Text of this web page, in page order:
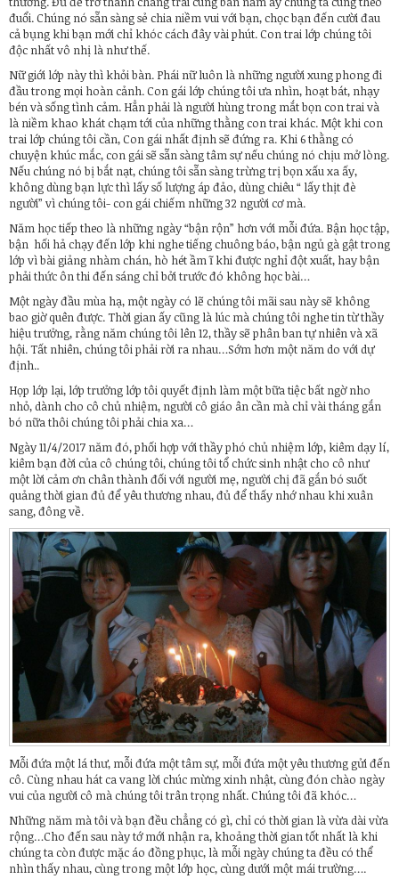
đuổi. Chúng nó sẵn sàng sẻ chia niềm vui với bạn, chọc bạn đến cười đau
cả bụng khi bạn mới chỉ khóc cách đây vài phút. Con trai lớp chúng tôi
độc nhất vô nhị là như thế.
Nữ giới lớp này thì khỏi bàn. Phái nữ luôn là những người xung phong đi
đầu trong mọi hoàn cảnh. Con gái lớp chúng tôi ưa nhìn, hoạt bát, nhạy
bén và sống tình cảm. Hẳn phải là người hùng trong mắt bọn con trai và
là niềm khao khát chạm tới của những thằng con trai khác. Một khi con
trai lớp chúng tôi cần, Con gái nhất định sẽ đứng ra. Khi 6 thằng có
chuyện khúc mắc, con gái sẽ sẵn sàng tâm sự nếu chúng nó chịu mở lòng.
Nếu chúng nó bị bắt nạt, chúng tôi sẵn sàng trừng trị bọn xấu xa ấy,
không dùng bạn lực thì lấy số lượng áp đảo, dùng chiêu “ lấy thịt đè
người” vì chúng tôi- con gái chiếm những 32 người cơ mà.
Năm học tiếp theo là những ngày “bận rộn” hơn với mỗi đứa. Bận học tập,
bận hối hả chạy đến lớp khi nghe tiếng chuông báo, bận ngủ gà gật trong
lớp vì bài giảng nhàm chán, hò hét ầm ĩ khi được nghỉ đột xuất, hay bận
phải thức ôn thi đến sáng chỉ bởi trước đó không học bài…
Một ngày đầu mùa hạ, một ngày có lẽ chúng tôi mãi sau này sẽ không
bao giờ quên được. Thời gian ấy cũng là lúc mà chúng tôi nghe tin từ thầy
hiệu trưởng, rằng năm chúng tôi lên 12, thầy sẽ phân ban tự nhiên và xã
hội. Tất nhiên, chúng tôi phải rời ra nhau…Sớm hơn một năm do với dự
định..
Họp lớp lại, lớp trưởng lớp tôi quyết định làm một bữa tiệc bất ngờ nho
nhỏ, dành cho cô chủ nhiệm, người cô giáo ân cần mà chỉ vài tháng gắn
bó nữa thôi chúng tôi phải chia xa…
Ngày 11/4/2017 năm đó, phối hợp với thầy phó chủ nhiệm lớp, kiêm dạy lí,
kiêm bạn đời của cô chúng tôi, chúng tôi tổ chức sinh nhật cho cô như
một lời cảm ơn chân thành đối với người mẹ, người chị đã gắn bó suốt
quảng thời gian đủ để yêu thương nhau, đủ để thấy nhớ nhau khi xuân
sang, đông về.
Mỗi đứa một lá thư, mỗi đứa một tâm sự, mỗi đứa một yêu thương gửi đến
cô. Cùng nhau hát ca vang lời chúc mừng xinh nhật, cùng đón chào ngày
vui của người cô mà chúng tôi trân trọng nhất. Chúng tôi đã khóc…
Những năm mà tôi và bạn đều chẳng có gì, chỉ có thời gian là vừa dài vừa
rộng…Cho đến sau này tớ mới nhận ra, khoảng thời gian tốt nhất là khi
chúng ta còn được mặc áo đồng phục, là mỗi ngày chúng ta đều có thể
nhìn thấy nhau, cùng trong một lớp học, cùng dưới một mái trường….